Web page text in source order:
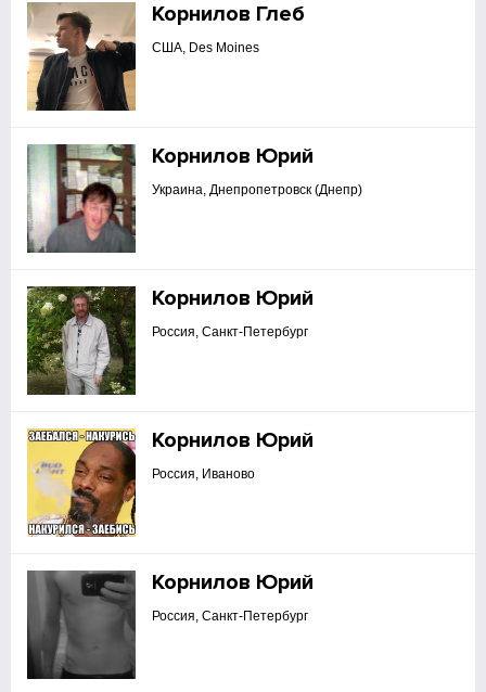
Корнилов Глеб
США, Des Moines
Корнилов Юрий
Украина, Днепропетровск (Днепр)
Корнилов Юрий
Россия, Санкт-Петербург
Корнилов Юрий
Россия, Иваново
Корнилов Юрий
Россия, Санкт-Петербург